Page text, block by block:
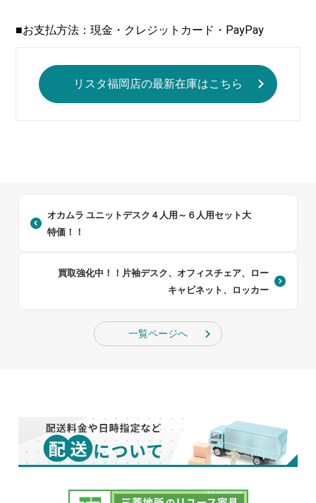
■お支払方法：現金・クレジットカード・PayPay
リスタ福岡店の最新在庫はこちら
オカムラ ユニットデスク４人用～６人用セット大
特価！！
買取強化中！！片袖デスク、オフィスチェア、ロー
キャビネット、ロッカー
一覧ページへ